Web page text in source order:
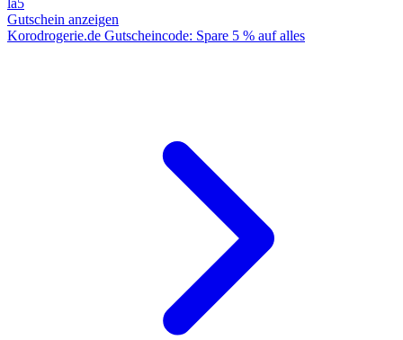
la5
Gutschein anzeigen
Korodrogerie.de Gutscheincode: Spare 5 % auf alles